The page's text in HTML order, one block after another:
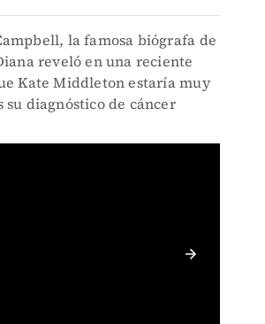
la famosa biógrafa de
reveló en una reciente
Kate Middleton estaría muy
su diagnóstico de cáncer